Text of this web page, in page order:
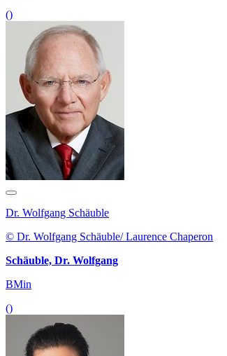
()
Dr. Wolfgang Schäuble
© Dr. Wolfgang Schäuble/ Laurence Chaperon
Schäuble, Dr. Wolfgang
BMin
()